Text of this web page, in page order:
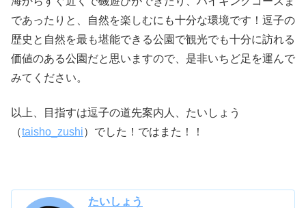
であったりと、自然を楽しむにも十分な環境です！逗子の
歴史と自然を最も堪能できる公園で観光でも十分に訪れる
価値のある公園だと思いますので、是非いちど足を運んで
みてください。
以上、目指すは逗子の道先案内人、たいしょう
（taisho_zushi）でした！ではまた！！
たいしょう